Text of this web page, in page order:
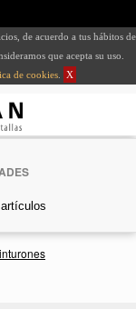
de acuerdo a tus hábitos de
que acepta su uso.
de cookies X